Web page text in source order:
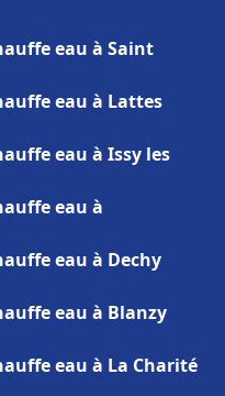
eau à Saint
eau à Lattes
eau à Issy les
eau à
eau à Dechy
eau à Blanzy
eau à La Charité